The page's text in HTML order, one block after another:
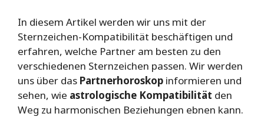
In diesem Artikel werden wir uns mit der
Sternzeichen-Kompatibilität beschäftigen und
erfahren, welche Partner am besten zu den
verschiedenen Sternzeichen passen. Wir werden
uns über das Partnerhoroskop informieren und
sehen, wie astrologische Kompatibilität den
Weg zu harmonischen Beziehungen ebnen kann.